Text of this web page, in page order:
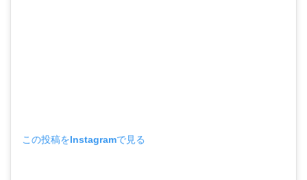
この投稿をInstagramで見る